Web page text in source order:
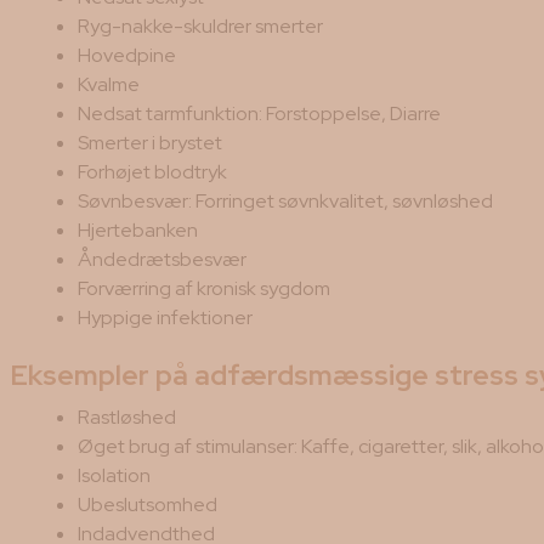
Ryg-nakke-skuldrer smerter
Hovedpine
Kvalme
Nedsat tarmfunktion: Forstoppelse, Diarre
Smerter i brystet
Forhøjet blodtryk
Søvnbesvær: Forringet søvnkvalitet, søvnløshed
Hjertebanken
Åndedrætsbesvær
Forværring af kronisk sygdom
Hyppige infektioner
Eksempler på adfærdsmæssige stress
Rastløshed
Øget brug af stimulanser: Kaffe, cigaretter, slik,
Isolation
Ubeslutsomhed
Indadvendthed